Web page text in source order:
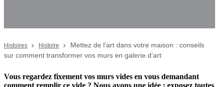
Histoires Histoire
Mettez de l’art dans votre maison : conseils
sur comment transformer vos murs en galerie d’art
Vous regardez fixement vos murs vides en vous demandant
comment remplir ce vide ? Nous avons une idée : exposez toutes